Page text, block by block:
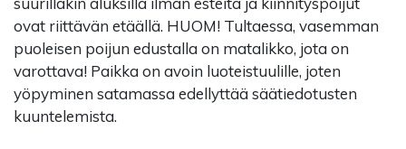
ovat riittävän etäällä. HUOM! Tultaessa, vasemman
puoleisen poijun edustalla on matalikko, jota on
varottava! Paikka on avoin luoteistuulille, joten
yöpyminen satamassa edellyttää säätiedotusten
kuuntelemista.